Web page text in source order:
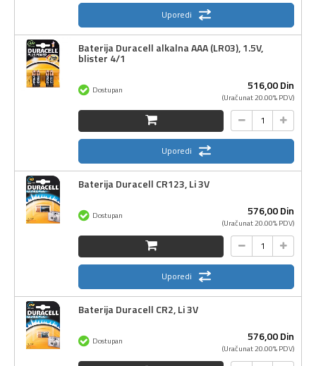
Uporedi
Baterija Duracell alkalna AAA (LR03), 1.5V,
blister 4/1
516,00Din
(Uračunat 20.00% PDV)
Dostupan
Uporedi
Baterija Duracell CR123, Li 3V
576,00Din
(Uračunat 20.00% PDV)
Dostupan
Uporedi
Baterija Duracell CR2, Li 3V
576,00Din
(Uračunat 20.00% PDV)
Dostupan